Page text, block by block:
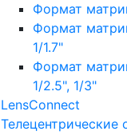
Формат
Формат
1/1.7"
Формат
1/2.5", 1/3"
LensConnect
Телецентрические